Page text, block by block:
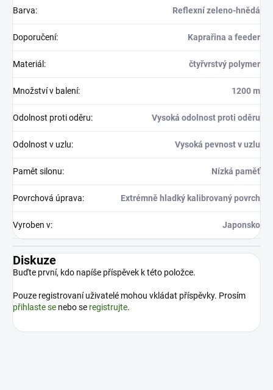
Barva: Reflexní zeleno-hnědá
Doporučení: Kaprařina a feeder
Materiál : čtyřvrstvý polymer
Množství v balení: 1200 m
Odolnost proti oděru: Vysoká odolnost proti oděru
Odolnost v uzlu: Vysoká pevnost v uzlu
Pamět silonu: Nízká paměť
Povrchová úprava: Extrémně hladký kalibrovaný povrch
Vyroben v: Japonsko
Diskuze
Buďte první, kdo napíše příspěvek k této položce.
Pouze registrovaní uživatelé mohou vkládat příspěvky. Prosím
přihlaste se nebo se registrujte.